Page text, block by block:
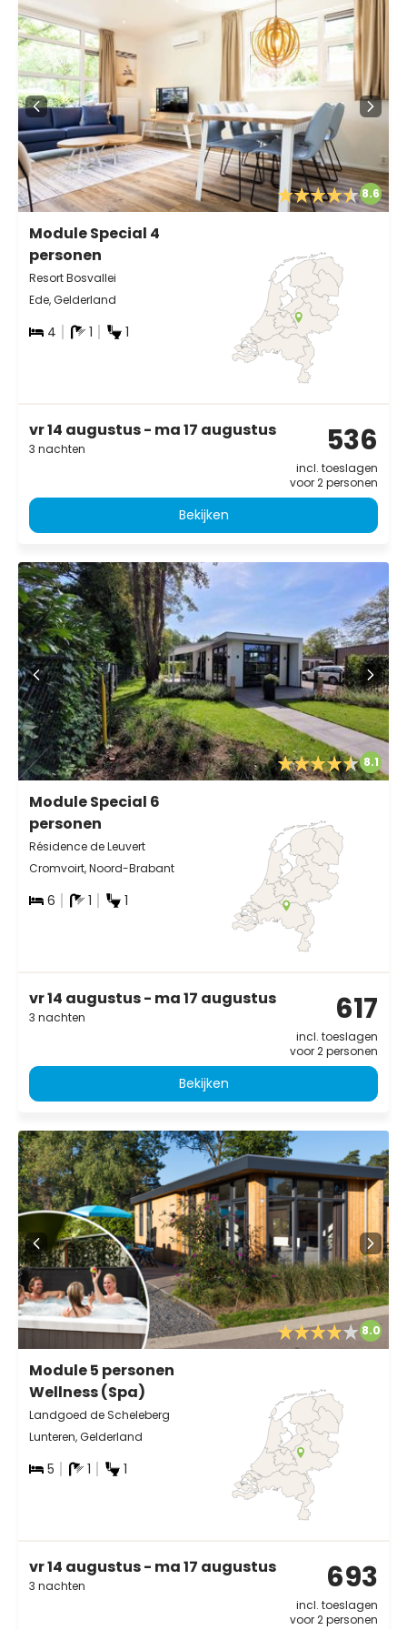
8.6
Module Special 4
personen
Resort Bosvallei
Ede, Gelderland
4 1 1
vr 14 augustus - ma 17 augustus
3 nachten 536
incl. toeslagen
voor 2 personen
Bekijken
8.1
Module Special 6
personen
Résidence de Leuvert
Cromvoirt, Noord-Brabant
6 1 1
vr 14 augustus - ma 17 augustus
3 nachten 617
incl. toeslagen
voor 2 personen
Bekijken
8.0
Module 5 personen
Wellness (Spa)
Landgoed de Scheleberg
Lunteren, Gelderland
5 1 1
vr 14 augustus - ma 17 augustus
3 nachten 693
incl. toeslagen
voor 2 personen